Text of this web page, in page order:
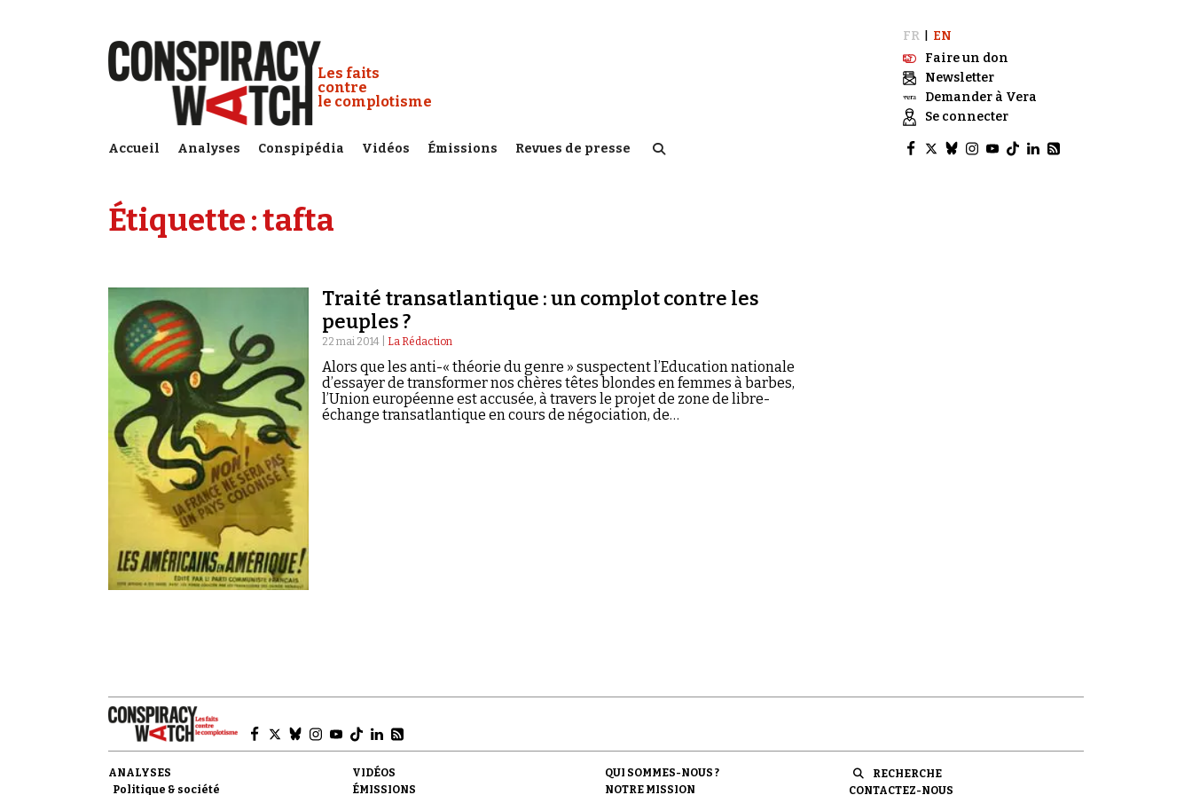
Conspiracy Watch :
Les faits
contre
le complotisme
Accueil Analyses Conspipédia Vidéos Émissions Revues de presse
FR
EN
Faire un don
Newsletter
Demander à Vera
Se connecter
Étiquette :tafta
Traité transatlantique : un complot contre les
peuples ?
22 mai 2014 | La Rédaction
Alors que les anti-« théorie du genre » suspectent l’Education nationale
d’essayer de transformer nos chères têtes blondes en femmes à barbes,
l’Union européenne est accusée, à travers le projet de zone de libre-
échange transatlantique en cours de négociation, de…
ANALYSES
Politique & société
VIDÉOS
ÉMISSIONS
QUI SOMMES-NOUS ?
NOTRE MISSION
RECHERCHE
CONTACTEZ-NOUS